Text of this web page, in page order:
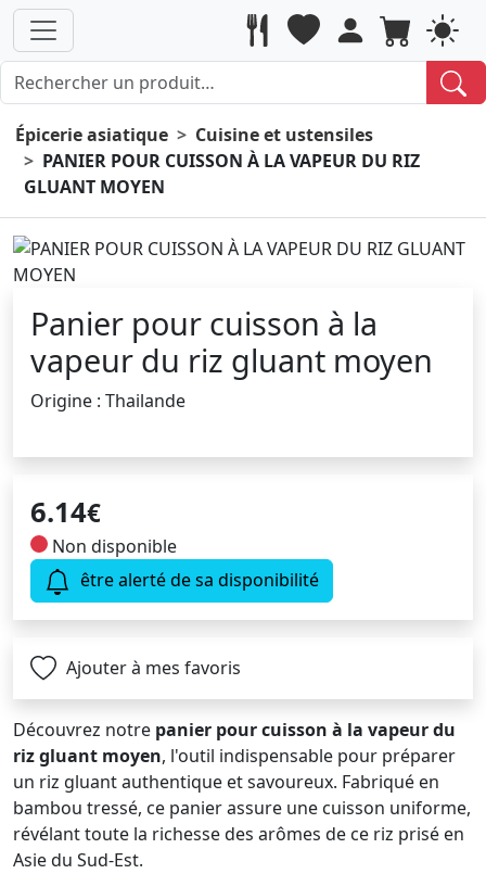
Épicerie asiatique
Cuisine et ustensiles
PANIER POUR CUISSON À LA VAPEUR DU RIZ
GLUANT MOYEN
Panier pour cuisson à la
vapeur du riz gluant moyen
Origine : Thailande
6.14€
Non disponible
être alerté de sa disponibilité
Ajouter à mes favoris
Découvrez notre panier pour cuisson à la vapeur du
riz gluant moyen, l'outil indispensable pour préparer
un riz gluant authentique et savoureux. Fabriqué en
bambou tressé, ce panier assure une cuisson uniforme,
révélant toute la richesse des arômes de ce riz prisé en
Asie du Sud-Est.